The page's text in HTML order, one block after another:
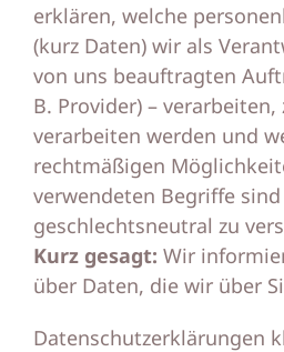
erklären, welche
(kurz Daten) wir als
von uns beauftragten
B. Provider) –
verarbeiten werden und
rechtmäßigen
verwendeten Begriffe sind
geschlechtsneutral zu
Kurz gesagt: Wir
über Daten, die wir über
Datenschutzerklärungen